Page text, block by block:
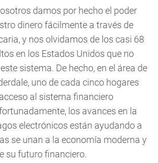
damos por hecho el poder
dinero fácilmente a través de
y nos olvidamos de los casi 68
en los Estados Unidos que no
sistema. De hecho, en el área de
uno de cada cinco hogares
al sistema financiero
los avances en la
electrónicos están ayudando a
se unan a la economía moderna y
su futuro financiero.